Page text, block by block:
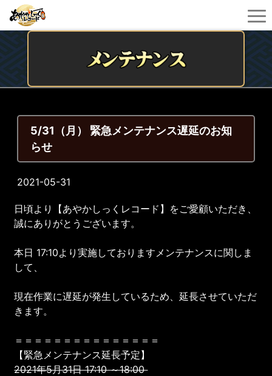
5/31（月） 緊急メンテナンス遅延のお知
らせ
2021-05-31
日頃より【あやかしっくレコード】をご愛顧いただき、
誠にありがとうございます。
本日 17:10より実施しておりますメンテナンスに関しま
して、
現在作業に遅延が発生しているため、延長させていただ
きます。
＝＝＝＝＝＝＝＝＝＝＝＝＝＝＝
【緊急メンテナンス延長予定】
2021年5月31日 17:10 ～18:00